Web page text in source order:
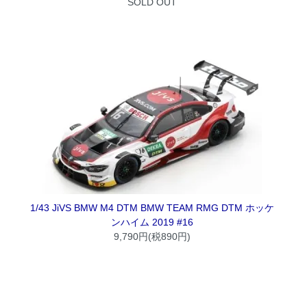
1/43 JiVS BMW M4 DTM BMW TEAM RMG DTM ホッケ
ンハイム 2019 #16
9,790円(税890円)